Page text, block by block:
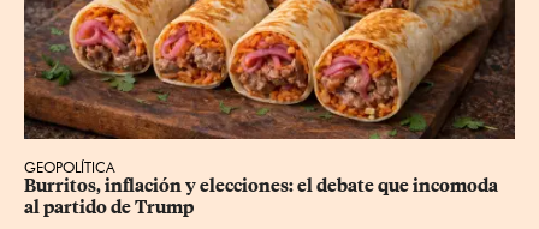
GEOPOLÍTICA
Burritos, inflación y elecciones: el debate que incomoda
al partido de Trump